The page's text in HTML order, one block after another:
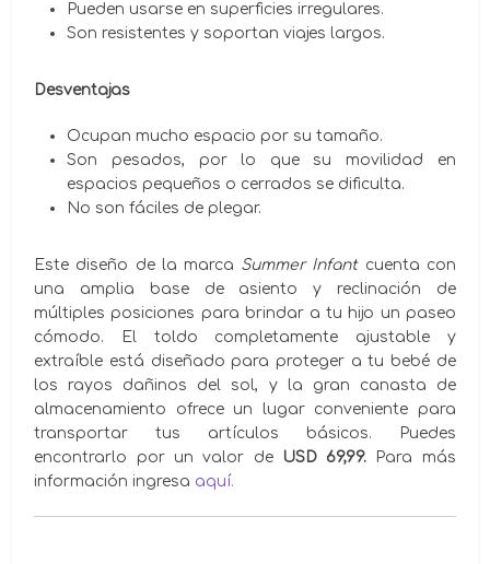
Pueden usarse en superficies irregulares.
Son resistentes y soportan viajes largos.
Desventajas
Ocupan mucho espacio por su tamaño.
Son pesados, por lo que su movilidad en
espacios pequeños o cerrados se dificulta.
No son fáciles de plegar.
Este diseño de la marca Summer Infantcuenta con
una amplia base de asiento y reclinación de
múltiples posiciones para brindar a tu hijo un paseo
cómodo. El toldo completamente ajustable y
extraíble está diseñado para proteger a tu bebé de
los rayos dañinos del sol, y la gran canasta de
almacenamiento ofrece un lugar conveniente para
transportar tus artículos básicos. Puedes
encontrarlo por un valor de
USD 69,99. Para más
información ingresa aquí.